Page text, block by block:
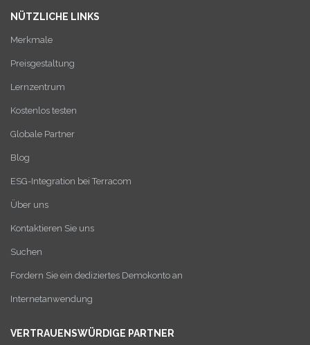
NÜTZLICHE LINKS
Merkmale
Preisgestaltung
Lernzentrum
Kostenlos testen
Globale Partner
Blog
ESG-Integration bei Terracom
Über uns
Kontaktieren Sie uns
Suchen
Fordern Sie ein dediziertes Demokonto an
Internetanwendung
VERTRAUENSWÜRDIGE PARTNER